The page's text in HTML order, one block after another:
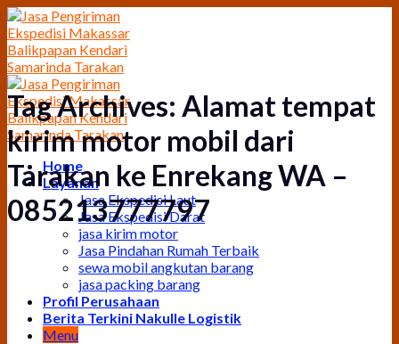
Skip
to
content
Home
Layanan
Jasa Ekspedisi Laut
Jasa Ekspedisi Darat
jasa kirim motor
Jasa Pindahan Rumah Terbaik
sewa mobil angkutan barang
jasa packing barang
Profil Perusahaan
Berita Terkini Nakulle Logistik
Menu
Tag Archives: Alamat tempat
kirim motor mobil dari
Tarakan ke Enrekang WA –
085213777797